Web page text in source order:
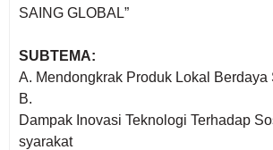
SAING GLOBAL”
SUBTEMA:
A. Mendongkrak Produk Lokal Berdaya
B.
Dampak Inovasi Teknologi Terhadap
syarakat